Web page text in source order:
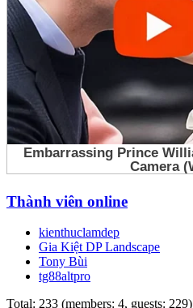
Thành viên online
kienthuclamdep
Gia Kiệt DP Landscape
Tony Bùi
tg88altpro
Total: 233 (members: 4, guests: 229)